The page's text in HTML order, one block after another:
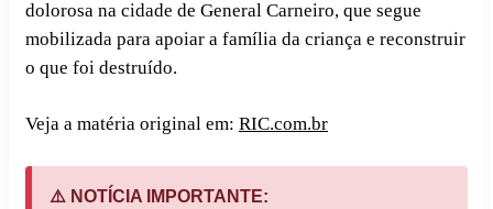
dolorosa na cidade de General Carneiro, que segue
mobilizada para apoiar a família da criança e reconstruir
o que foi destruído.
Veja a matéria original em: RIC.com.br
⚠️ NOTÍCIA IMPORTANTE: